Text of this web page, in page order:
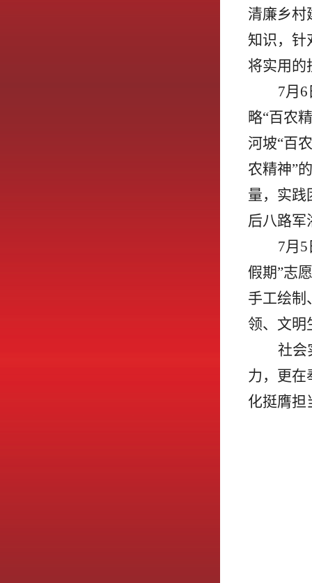
清廉乡村
知识，针
将实用的
7月
略“百农
河坡“百
农精神”
量，实践
后八路军
7月
假期”志
手工绘制
领、文明
社会
力，更在
化挺膺担